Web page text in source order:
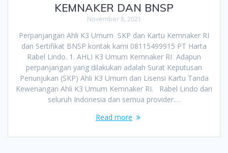
KEMNAKER DAN BNSP
November 8, 2021
Perpanjangan Ahli K3 Umum SKP dan Kartu Kemnaker RI
dan Sertifikat BNSP kontak kami 08115499915 PT Harta
Rabel Lindo. 1. AHLI K3 Umum Kemnaker RI Adapun
perpanjangan yang dilakukan adalah Surat Keputusan
Penunjukan (SKP) Ahli K3 Umum dan Lisensi Kartu Tanda
Kewenangan Ahli K3 Umum Kemnaker RI. Rabel Lindo dari
seluruh Indonesia dan semua provider.…
Read more